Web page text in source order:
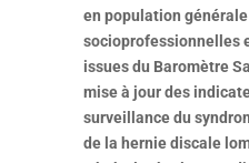
en population
socioprofessionnelles
issues du Baromètre
mise à jour des
surveillance du
de la hernie discale